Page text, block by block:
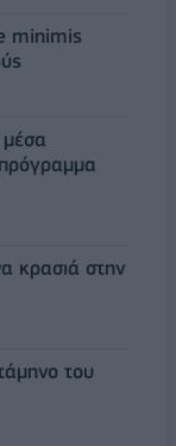
minimis
κρασιά στην
του